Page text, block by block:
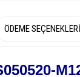
ÖDEME SEÇENEKLERI